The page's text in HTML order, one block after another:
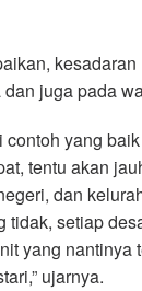
juga pada
contoh yang
tentu akan
dan
tidak, setiap
yang nantinya
ujarnya.